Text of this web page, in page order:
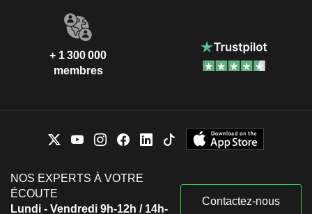
+ 1 300 000
membres
NOS EXPERTS À VOTRE
ÉCOUTE
Lundi - Vendredi 9h-12h / 14h-
Contactez-nous